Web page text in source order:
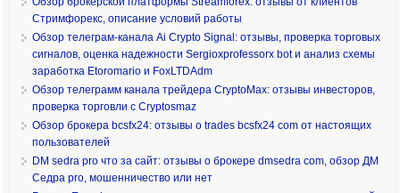
Стримфорекс, описание условий работы
Обзор телеграм-канала Ai Crypto Signal: отзывы, проверка торговых
сигналов, оценка надежности Sergioxprofessorx bot и анализ схемы
заработка Etoromario и FoxLTDAdm
Обзор телеграмм канала трейдера CryptoMax: отзывы инвесторов,
проверка торговли с Cryptosmaz
Обзор брокера bcsfx24: отзывы о trades bcsfx24 com от настоящих
пользователей
DM sedra pro что за сайт: отзывы о брокере dmsedra com, обзор ДМ
Седра pro, мошенничество или нет